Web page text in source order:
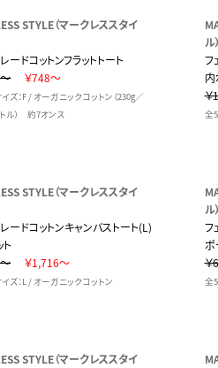
STYLE（マークレススタイ
ードコットンフラットトート
￥748～
ズ：F / オーガニックコットン（230g／
ル） 約7オンス
ル）
フ
内
￥
全
STYLE（マークレススタイ
ードコットンキャンバストート(L)
￥1,716～
ズ：L / オーガニックコットン
ル）
フ
ポ
￥
全
STYLE（マークレススタイ